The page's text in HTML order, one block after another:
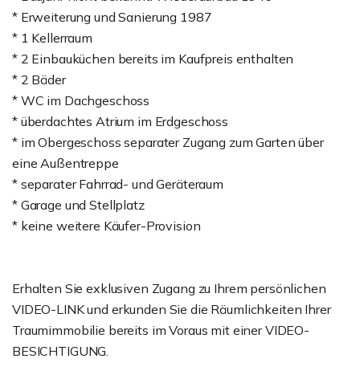
* Erweiterung und Sanierung 1987
* 1 Kellerraum
* 2 Einbauküchen bereits im Kaufpreis enthalten
* 2 Bäder
* WC im Dachgeschoss
* überdachtes Atrium im Erdgeschoss
* im Obergeschoss separater Zugang zum Garten über
eine Außentreppe
* separater Fahrrad- und Geräteraum
* Garage und Stellplatz
* keine weitere Käufer-Provision
Erhalten Sie exklusiven Zugang zu Ihrem persönlichen
VIDEO-LINK und erkunden Sie die Räumlichkeiten Ihrer
Traumimmobilie bereits im Voraus mit einer VIDEO-
BESICHTIGUNG.